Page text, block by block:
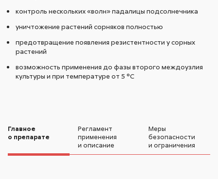
контроль нескольких «волн» падалицы подсолнечника
уничтожение растений сорняков полностью
предотвращение появления резистентности у сорных
растений
возможность применения до фазы второго междоузлия
культуры и при температуре от 5 °С
Главное
о препарате
Регламент
применения
и описание
Меры
безопасности
и ограничения